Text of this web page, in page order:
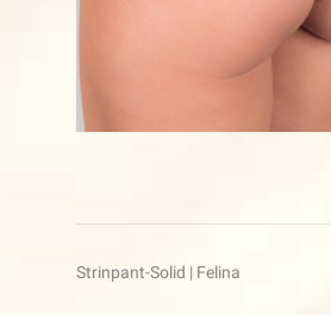
Beitragsnavigation
Strinpant-Solid | Felina